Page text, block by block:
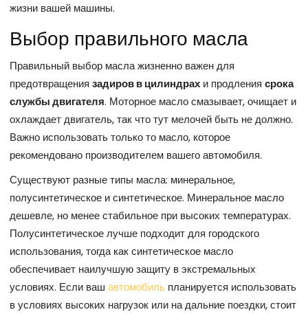
жизни вашей машины.
Выбор правильного масла
Правильный выбор масла жизненно важен для
предотвращения задиров в цилиндрах и продления срока
службы двигателя. Моторное масло смазывает, очищает и
охлаждает двигатель, так что тут мелочей быть не должно.
Важно использовать только то масло, которое
рекомендовано производителем вашего автомобиля.
Существуют разные типы масла: минеральное,
полусинтетическое и синтетическое. Минеральное масло
дешевле, но менее стабильное при высоких температурах.
Полусинтетическое лучше подходит для городского
использования, тогда как синтетическое масло
обеспечивает наилучшую защиту в экстремальных
условиях. Если ваш автомобиль планируется использовать
в условиях высоких нагрузок или на дальние поездки, стоит